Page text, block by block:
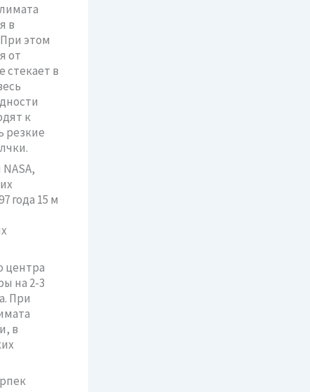
в
этом
от
стекает в
к
резкие
года 15 м
центра
на 2-3
При
в